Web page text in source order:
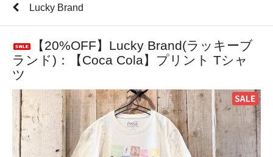
Lucky Brand
【20%OFF】Lucky Brand(ラッキーブ
ランド)：【Coca Cola】プリント Tシャ
ツ